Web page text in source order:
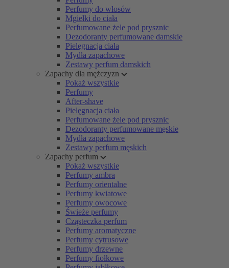
Perfumy do włosów
Mgiełki do ciała
Perfumowane żele pod prysznic
Dezodoranty perfumowane damskie
Pielęgnacja ciała
Mydła zapachowe
Zestawy perfum damskich
Zapachy dla mężczyzn
Pokaż wszystkie
Perfumy
After-shave
Pielęgnacja ciała
Perfumowane żele pod prysznic
Dezodoranty perfumowane męskie
Mydła zapachowe
Zestawy perfum męskich
Zapachy perfum
Pokaż wszystkie
Perfumy ambra
Perfumy orientalne
Perfumy kwiatowe
Perfumy owocowe
Świeże perfumy
Cząsteczka perfum
Perfumy aromatyczne
Perfumy cytrusowe
Perfumy drzewne
Perfumy fiołkowe